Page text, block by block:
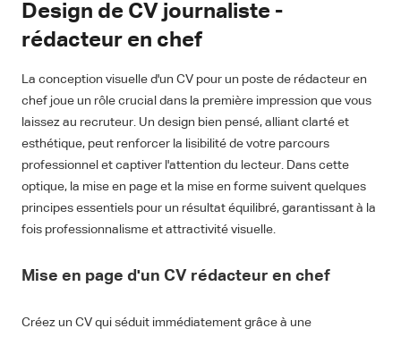
Design de CV journaliste -
rédacteur en chef
La conception visuelle d'un CV pour un poste de rédacteur en
chef joue un rôle crucial dans la première impression que vous
laissez au recruteur. Un design bien pensé, alliant clarté et
esthétique, peut renforcer la lisibilité de votre parcours
professionnel et captiver l'attention du lecteur. Dans cette
optique, la mise en page et la mise en forme suivent quelques
principes essentiels pour un résultat équilibré, garantissant à la
fois professionnalisme et attractivité visuelle.
Mise en page d'un CV rédacteur en chef
Créez un CV qui séduit immédiatement grâce à une